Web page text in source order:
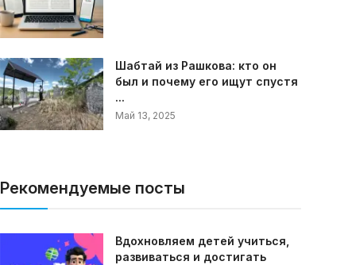
Шабтай из Рашкова: кто он
был и почему его ищут спустя
...
Май 13, 2025
Рекомендуемые посты
Вдохновляем детей учиться,
развиваться и достигать